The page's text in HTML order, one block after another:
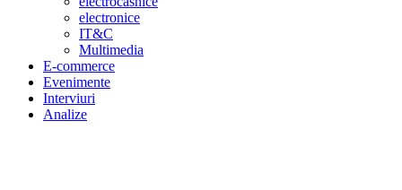
electronice
IT&C
Multimedia
E-commerce
Evenimente
Interviuri
Analize